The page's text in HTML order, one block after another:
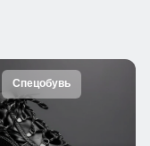
Спецобувь